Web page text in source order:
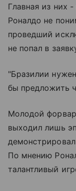
Главная из них
Роналдо не
проведший
не попал в
"Бразилии
бы предложить
Молодой
выходил лишь
По мнению
талантливый